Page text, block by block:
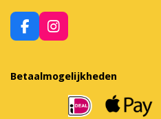
F
a
e
b
I
n
a
Betaalmogelijkheden